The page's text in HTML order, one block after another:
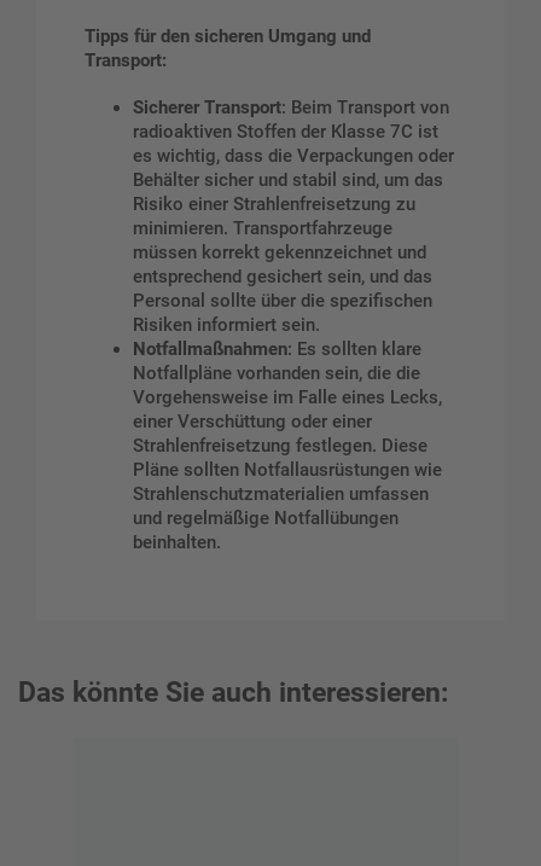
Tipps für den sicheren Umgang und
Transport:
Sicherer Transport: Beim Transport von
radioaktiven Stoffen der Klasse 7C ist
es wichtig, dass die Verpackungen oder
Behälter sicher und stabil sind, um das
Risiko einer Strahlenfreisetzung zu
minimieren. Transportfahrzeuge
müssen korrekt gekennzeichnet und
entsprechend gesichert sein, und das
Personal sollte über die spezifischen
Risiken informiert sein.
Notfallmaßnahmen: Es sollten klare
Notfallpläne vorhanden sein, die die
Vorgehensweise im Falle eines Lecks,
einer Verschüttung oder einer
Strahlenfreisetzung festlegen. Diese
Pläne sollten Notfallausrüstungen wie
Strahlenschutzmaterialien umfassen
und regelmäßige Notfallübungen
beinhalten.
Das könnte Sie auch interessieren: